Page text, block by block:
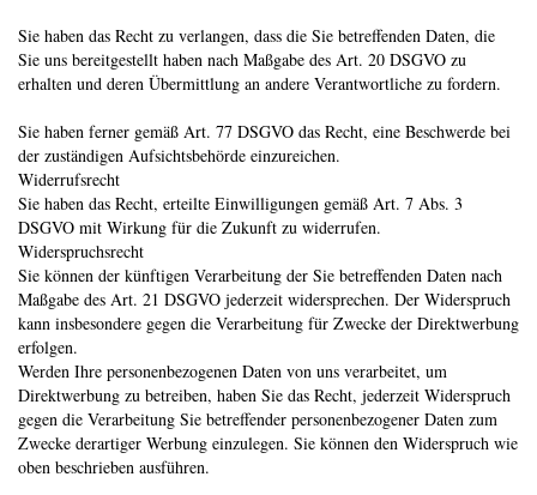
Sie haben das Recht zu verlangen, dass die Sie betreffenden Daten, die
Sie uns bereitgestellt haben nach Maßgabe des Art. 20 DSGVO zu
erhalten und deren Übermittlung an andere Verantwortliche zu fordern.
Sie haben ferner gemäß Art. 77 DSGVO das Recht, eine Beschwerde bei
der zuständigen Aufsichtsbehörde einzureichen.
Widerrufsrecht
Sie haben das Recht, erteilte Einwilligungen gemäß Art. 7 Abs. 3
DSGVO mit Wirkung für die Zukunft zu widerrufen.
Widerspruchsrecht
Sie können der künftigen Verarbeitung der Sie betreffenden Daten nach
Maßgabe des Art. 21 DSGVO jederzeit widersprechen. Der Widerspruch
kann insbesondere gegen die Verarbeitung für Zwecke der Direktwerbung
erfolgen.
Werden Ihre personenbezogenen Daten von uns verarbeitet, um
Direktwerbung zu betreiben, haben Sie das Recht, jederzeit Widerspruch
gegen die Verarbeitung Sie betreffender personenbezogener Daten zum
Zwecke derartiger Werbung einzulegen. Sie können den Widerspruch wie
oben beschrieben ausführen.